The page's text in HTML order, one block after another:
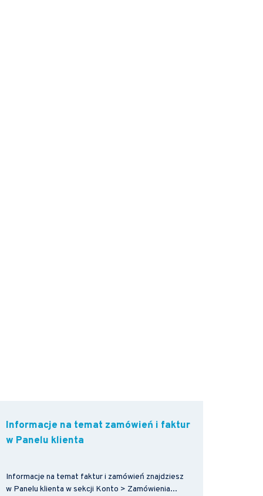
Informacje na temat zamówień i faktur
w Panelu klienta
Informacje na temat faktur i zamówień znajdziesz
w Panelu klienta w sekcji Konto > Zamówienia...